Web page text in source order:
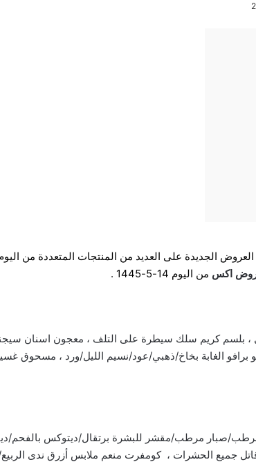
اكس من اليوم 14-5-1445 .
، بلسم كريم سلك سيطرة على التلف ، معجون اسنان
الغابة بخاخ/ذهبي/عود/نسيم الليل/ورد ، مسحوق
صبار مرطب/مقشر للبشرة برتقال/ديتوكس بالفحم/
جميع الحشرات ، كومفرت منعم ملابس أزرق ندى